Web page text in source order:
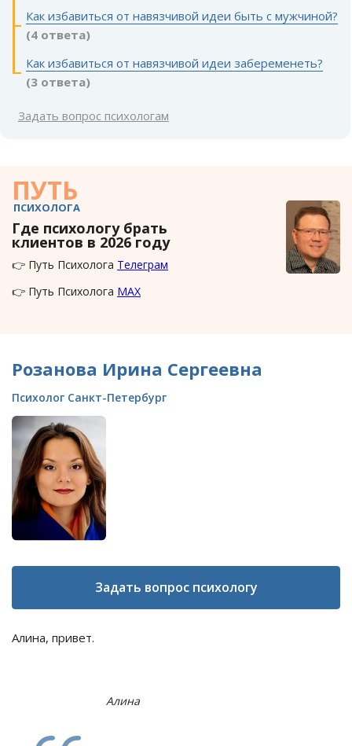
Как избавиться от навязчивой идеи быть с мужчиной?
(4 ответа)
Как избавиться от навязчивой идеи забеременеть?
(3 ответа)
Задать вопрос психологам
ПУТЬ
ПСИХОЛОГА
Где психологу брать
клиентов в 2026 году
👉 Путь Психолога Телеграм
👉 Путь Психолога MAX
Розанова Ирина Сергеевна
Психолог Санкт-Петербург
Задать вопрос психологу
Алина, привет.
Алина